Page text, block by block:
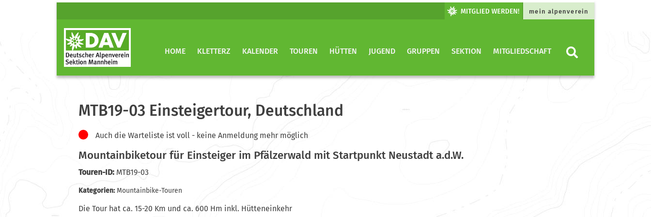
mein alpenverein
HOME KLETTERZ KALENDER TOUREN HÜTTEN JUGEND GRUPPEN SEKTION MITGLIEDSCHAFT
MTB19-03 Einsteigertour, Deutschland
Auch die Warteliste ist voll - keine Anmeldung mehr möglich
Mountainbiketour für Einsteiger im Pfälzerwald mit Startpunkt Neustadt a.d.W.
Touren-ID: MTB19-03
Kategorien: Mountainbike-Touren
Die Tour hat ca. 15-20 Km und ca. 600 Hm inkl. Hütteneinkehr